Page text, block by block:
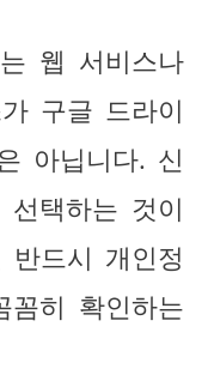
웹 서비스나
구글 드라이
아닙니다. 신
택하는 것이
드시 개인정
히 확인하는